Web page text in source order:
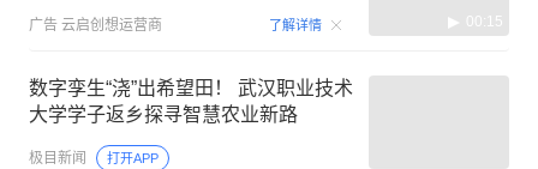
广告 云启创想运营商 了解详情 00:15
数字孪生“浇”出希望田！ 武汉职业技术
大学学子返乡探寻智慧农业新路
极目新闻 打开APP